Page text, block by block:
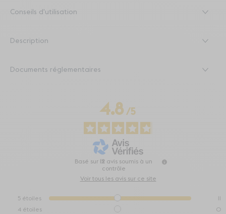
Conseils d'utilisation
Description
Documents réglementaires
4.8/5
Basé sur 12 avis soumis à un
contrôle
Voir tous les avis sur ce site
5 étoiles
11
4 étoiles
0